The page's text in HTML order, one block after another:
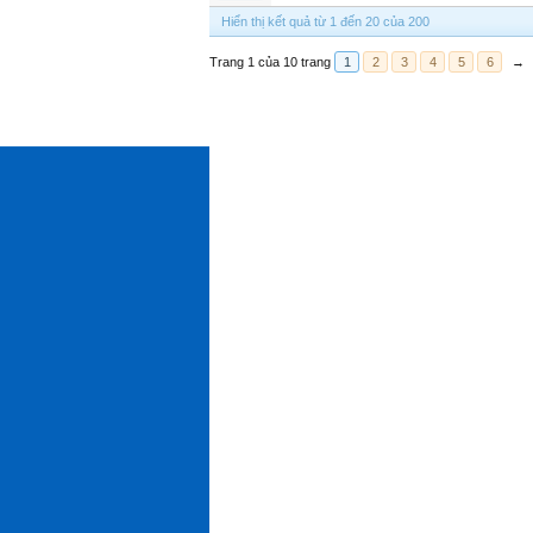
Hiển thị kết quả từ 1 đến 20 của 200
Trang 1 của 10 trang 1 2 3 4 5 6 →